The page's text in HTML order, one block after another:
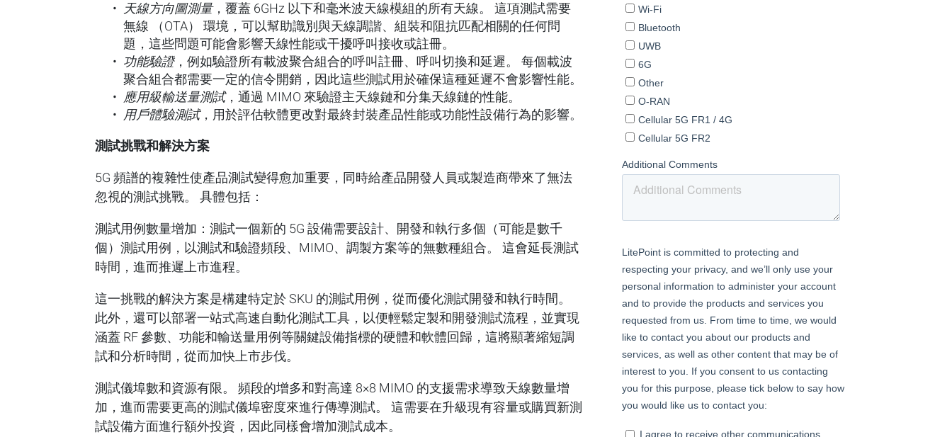
天線方向圖測量，覆蓋 6GHz 以下和毫米波天線模組的所有天線。 這項測試需要
無線 （OTA） 環境，可以幫助識別與天線調諧、組裝和阻抗匹配相關的任何問
題，這些問題可能會影響天線性能或干擾呼叫接收或註冊。
功能驗證，例如驗證所有載波聚合組合的呼叫註冊、呼叫切換和延遲。 每個載波
聚合組合都需要一定的信令開銷，因此這些測試用於確保這種延遲不會影響性能。
應用級輸送量測試，通過 MIMO 來驗證主天線鏈和分集天線鏈的性能。
用戶體驗測試，用於評估軟體更改對最終封裝產品性能或功能性設備行為的影響。
測試挑戰和解決方案
5G 頻譜的複雜性使產品測試變得愈加重要，同時給產品開發人員或製造商帶來了無法
忽視的測試挑戰。 具體包括：
測試用例數量增加：測試一個新的 5G 設備需要設計、開發和執行多個（可能是數千
個）測試用例，以測試和驗證頻段、MIMO、調製方案等的無數種組合。 這會延長測試
時間，進而推遲上市進程。
這一挑戰的解決方案是構建特定於 SKU 的測試用例，從而優化測試開發和執行時間。
此外，還可以部署一站式高速自動化測試工具，以便輕鬆定製和開發測試流程，並實現
涵蓋 RF 參數、功能和輸送量用例等關鍵設備指標的硬體和軟體回歸，這將顯著縮短調
試和分析時間，從而加快上市步伐。
測試儀埠數和資源有限。 頻段的增多和對高達 8×8 MIMO 的支援需求導致天線數量增
加，進而需要更高的測試儀埠密度來進行傳導測試。 這需要在升級現有容量或購買新測
試設備方面進行額外投資，因此同樣會增加測試成本。